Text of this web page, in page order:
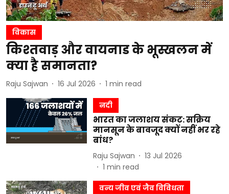
विकास
किश्तवाड़ और वायनाड के भूस्खलन में
क्या है समानता?
Raju Sajwan 16 Jul 2026 1 min read
नदी
भारत का जलाशय संकट: सक्रिय
मानसून के बावजूद क्यों नहीं भर रहे
बांध?
Raju Sajwan
13 Jul 2026
1 min read
वन्य जीव एवं जैव विविधता